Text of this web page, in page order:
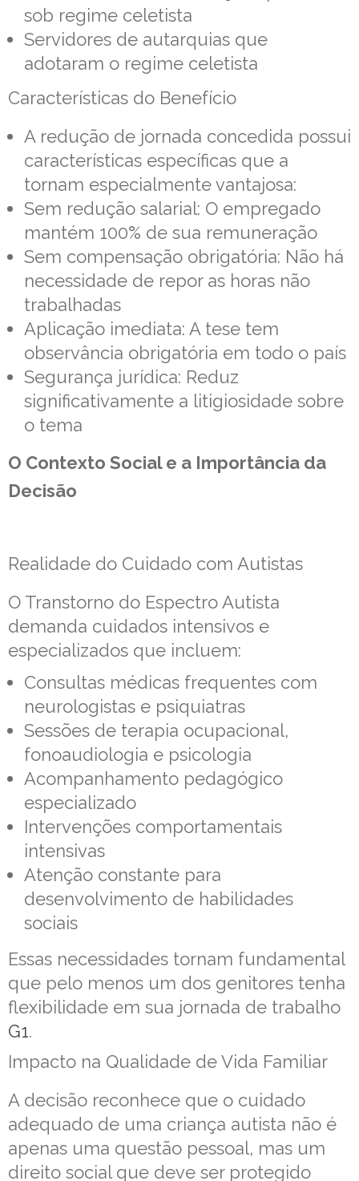
sob regime celetista
Servidores de autarquias que
adotaram o regime celetista
Características do Benefício
A redução de jornada concedida possui
características específicas que a
tornam especialmente vantajosa:
Sem redução salarial: O empregado
mantém 100% de sua remuneração
Sem compensação obrigatória: Não há
necessidade de repor as horas não
trabalhadas
Aplicação imediata: A tese tem
observância obrigatória em todo o país
Segurança jurídica: Reduz
significativamente a litigiosidade sobre
o tema
O Contexto Social e a Importância da
Decisão
Realidade do Cuidado com Autistas
O Transtorno do Espectro Autista
demanda cuidados intensivos e
especializados que incluem:
Consultas médicas frequentes com
neurologistas e psiquiatras
Sessões de terapia ocupacional,
fonoaudiologia e psicologia
Acompanhamento pedagógico
especializado
Intervenções comportamentais
intensivas
Atenção constante para
desenvolvimento de habilidades
sociais
Essas necessidades tornam fundamental
que pelo menos um dos genitores tenha
flexibilidade em sua jornada de trabalho
G1.
Impacto na Qualidade de Vida Familiar
A decisão reconhece que o cuidado
adequado de uma criança autista não é
apenas uma questão pessoal, mas um
direito social que deve ser protegido